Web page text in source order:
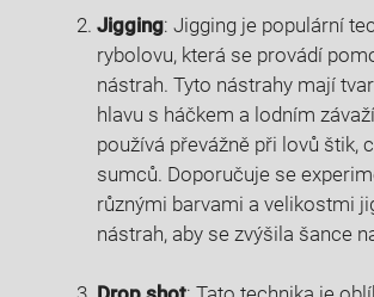
Jigging: Jigging je populární
rybolovu, která ⁤se provádí
nástrah. Tyto nástrahy mají
hlavu s háčkem a ‌lodním⁣
používá převážně ⁢při lovů štik,
sumců. Doporučuje se
různými barvami a velikostmi
nástrah, aby se zvýšila šance